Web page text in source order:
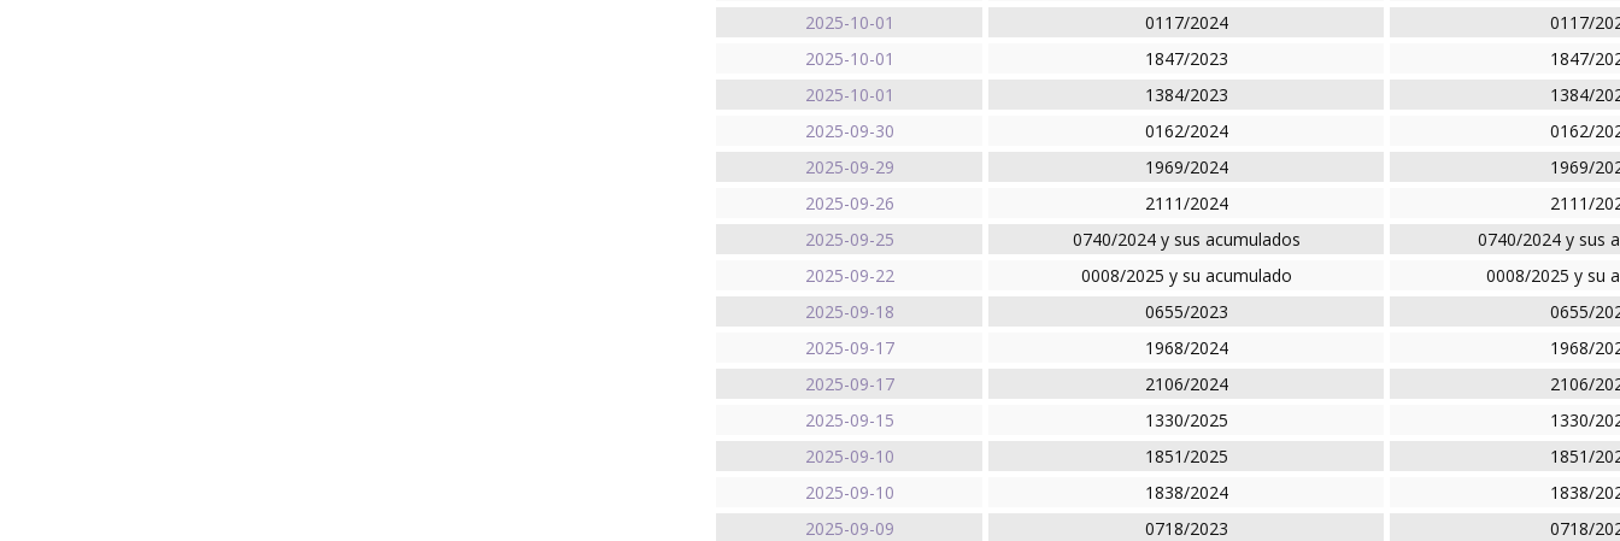
2025-10-01
0117/2024
0117/
2025-10-01
1847/2023
1847/
2025-10-01
1384/2023
1384/
2025-09-30
0162/2024
0162/
2025-09-29
1969/2024
1969/
2025-09-26
2111/2024
2111/
2025-09-25
0740/2024 y sus acumulados
0740/2024 y sus
2025-09-22
0008/2025 y su acumulado
0008/2025 y su
2025-09-18
0655/2023
0655/
2025-09-17
1968/2024
1968/
2025-09-17
2106/2024
2106/
2025-09-15
1330/2025
1330/
2025-09-10
1851/2025
1851/
2025-09-10
1838/2024
1838/
2025-09-09
0718/2023
0718/